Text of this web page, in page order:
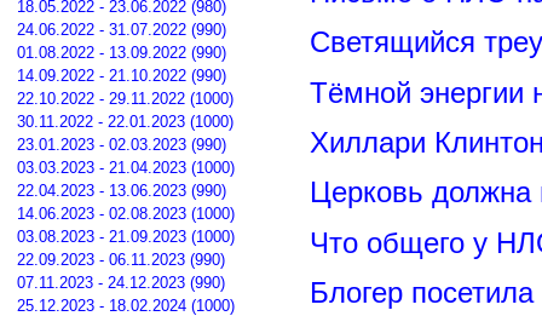
18.05.2022 - 23.06.2022 (980)
24.06.2022 - 31.07.2022 (990)
01.08.2022 - 13.09.2022 (990)
14.09.2022 - 21.10.2022 (990)
22.10.2022 - 29.11.2022 (1000)
30.11.2022 - 22.01.2023 (1000)
23.01.2023 - 02.03.2023 (990)
03.03.2023 - 21.04.2023 (1000)
22.04.2023 - 13.06.2023 (990)
14.06.2023 - 02.08.2023 (1000)
03.08.2023 - 21.09.2023 (1000)
22.09.2023 - 06.11.2023 (990)
07.11.2023 - 24.12.2023 (990)
25.12.2023 - 18.02.2024 (1000)
Светящийся
Тёмной энергии
Хиллари
Церковь должна
Что общего у
Блогер